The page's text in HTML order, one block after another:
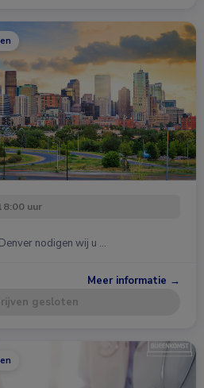
uur
nodigen wij u …
Meer informatie →
gesloten